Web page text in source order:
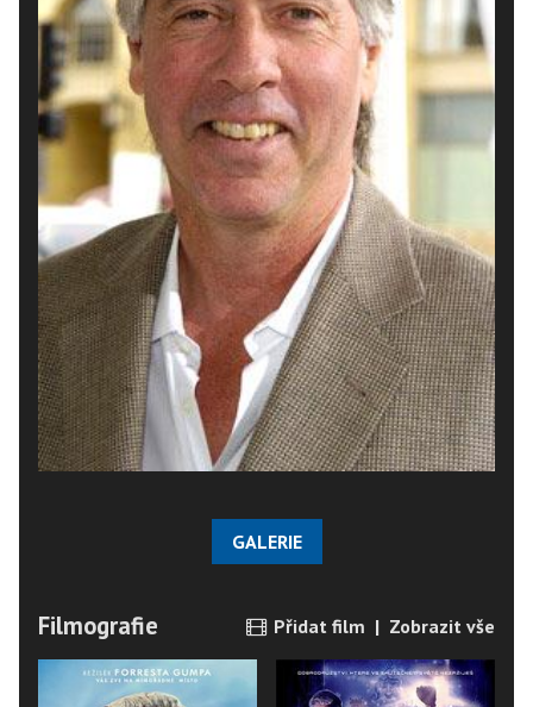
GALERIE
Filmografie Přidat film | Zobrazit vše